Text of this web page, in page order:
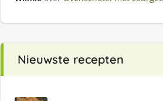
Nieuwste recepten